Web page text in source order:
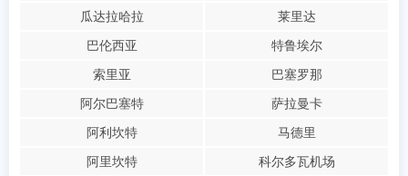
瓜达拉哈拉
莱里达
巴伦西亚
特鲁埃尔
索里亚
巴塞罗那
阿尔巴塞特
萨拉曼卡
阿利坎特
马德里
阿里坎特
科尔多瓦机场